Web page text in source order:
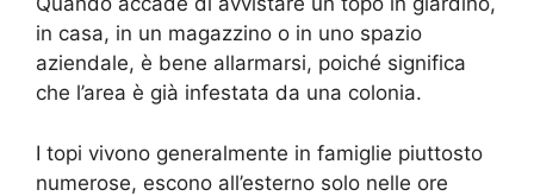
in casa, in un magazzino o in uno spazio
aziendale, è bene allarmarsi, poiché significa
che l’area è già infestata da una colonia.
I topi vivono generalmente in famiglie piuttosto
numerose, escono all’esterno solo nelle ore